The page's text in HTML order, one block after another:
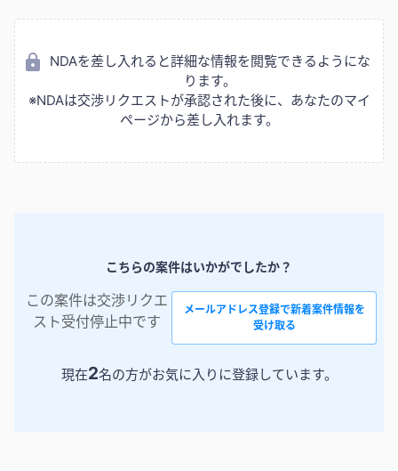
NDAを差し入れると詳細な情報を閲覧できるようにな
ります。
※NDAは交渉リクエストが承認された後に、あなたのマイ
ページから差し入れます。
こちらの案件はいかがでしたか？
この案件は交渉リクエ
スト受付停止中です
メールアドレス登録で新着案件情報を
受け取る
現在2名の方がお気に入りに登録しています。